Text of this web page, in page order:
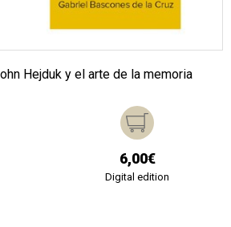
Hejduk y el arte de la memoria
6,00€
Digital edition